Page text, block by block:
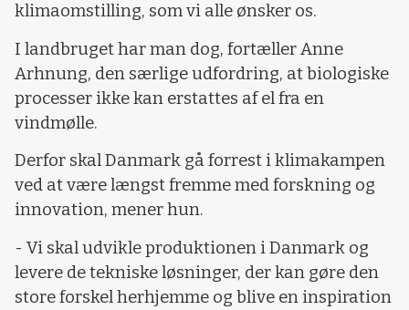
klimaomstilling, som vi alle ønsker os.
I landbruget har man dog, fortæller Anne
Arhnung, den særlige udfordring, at biologiske
processer ikke kan erstattes af el fra en
vindmølle.
Derfor skal Danmark gå forrest i klimakampen
ved at være længst fremme med forskning og
innovation, mener hun.
- Vi skal udvikle produktionen i Danmark og
levere de tekniske løsninger, der kan gøre den
store forskel herhjemme og blive en inspiration